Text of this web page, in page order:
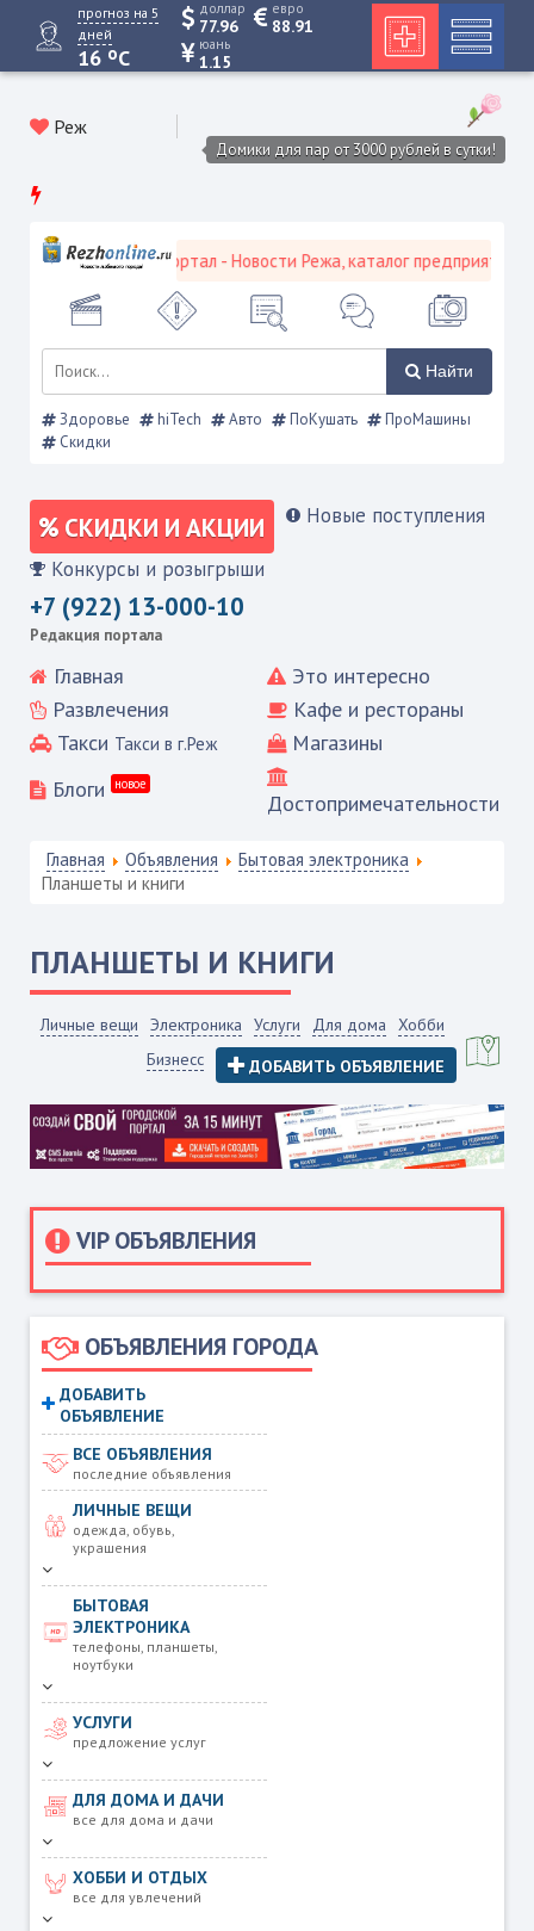
прогноз на 5
дней
16 oC
доллар
77.96
евро
88.91
юань
1.15
Реж
Домики для пар от 3000 рублей в сутки!
городской портал - Новости Режа, каталог предприятий,
Найти
Здоровье hiTech Авто ПоКушать
ПроМашины
Скидки
СКИДКИ И АКЦИИ Новые поступления
Конкурсы и розыгрыши
+7 (922) 13-000-10
Редакция портала
Главная
Это интересно
Развлечения
Кафе и рестораны
Такси Такси в г.Реж
Магазины
Блоги
новое
Достопримечательности
Главная Объявления
Бытовая электроника
Планшеты и книги
VIP ОБЪЯВЛЕНИЯ
ОБЪЯВЛЕНИЯ ГОРОДА
ДОБАВИТЬ
ОБЪЯВЛЕНИЕ
ВСЕ ОБЪЯВЛЕНИЯ
последние объявления
ЛИЧНЫЕ ВЕЩИ
одежда, обувь,
украшения
БЫТОВАЯ
ЭЛЕКТРОНИКА
телефоны, планшеты,
ноутбуки
УСЛУГИ
предложение услуг
ДЛЯ ДОМА И ДАЧИ
все для дома и дачи
ХОББИ И ОТДЫХ
все для увлечений
ПЛАНШЕТЫ И КНИГИ
Личные вещи Электроника Услуги Для дома
Хобби
Бизнесс
ДОБАВИТЬ ОБЪЯВЛЕНИЕ